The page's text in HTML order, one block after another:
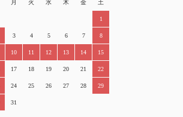
月 火 水 木 金 土
1
3 4 5 6 7 8
10 11 12 13 14 15
17 18 19 20 21 22
24 25 26 27 28 29
31